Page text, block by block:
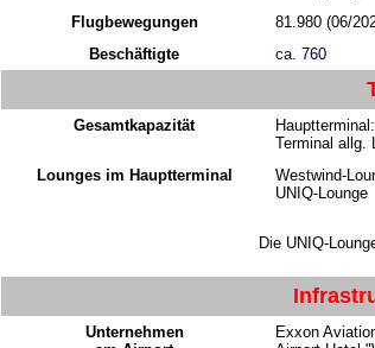
Flugbewegungen
81.980 (06/
Beschäftigte
ca. 760
Gesamtkapazität
Terminal allg.
Lounges im Hauptterminal
Westwind-
UNIQ-Lounge
Die UNIQ-
Unternehmen
Exxon